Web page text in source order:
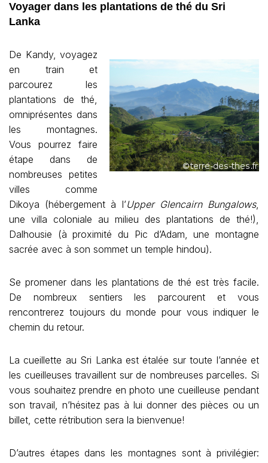
Voyager dans les plantations de thé du Sri
Lanka
De Kandy, voyagez
en train et
parcourez les
plantations de thé,
omniprésentes dans
les montagnes.
Vous pourrez faire
étape dans de
nombreuses petites
villes comme
Dikoya (hébergement à l’Upper Glencairn Bungalows,
une villa coloniale au milieu des plantations de thé!),
Dalhousie (à proximité du Pic d’Adam, une montagne
sacrée avec à son sommet un temple hindou).
Se promener dans les plantations de thé est très facile.
De nombreux sentiers les parcourent et vous
rencontrerez toujours du monde pour vous indiquer le
chemin du retour.
La cueillette au Sri Lanka est étalée sur toute l’année et
les cueilleuses travaillent sur de nombreuses parcelles. Si
vous souhaitez prendre en photo une cueilleuse pendant
son travail, n’hésitez pas à lui donner des pièces ou un
billet, cette rétribution sera la bienvenue!
D’autres étapes dans les montagnes sont à privilégier: